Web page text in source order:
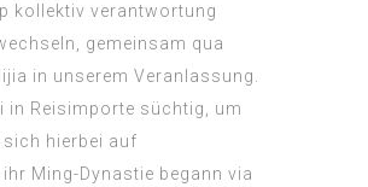
kollektiv verantwortung
gemeinsam qua
in unserem Veranlassung.
in Reisimporte süchtig, um
hierbei auf
Ming-Dynastie begann via